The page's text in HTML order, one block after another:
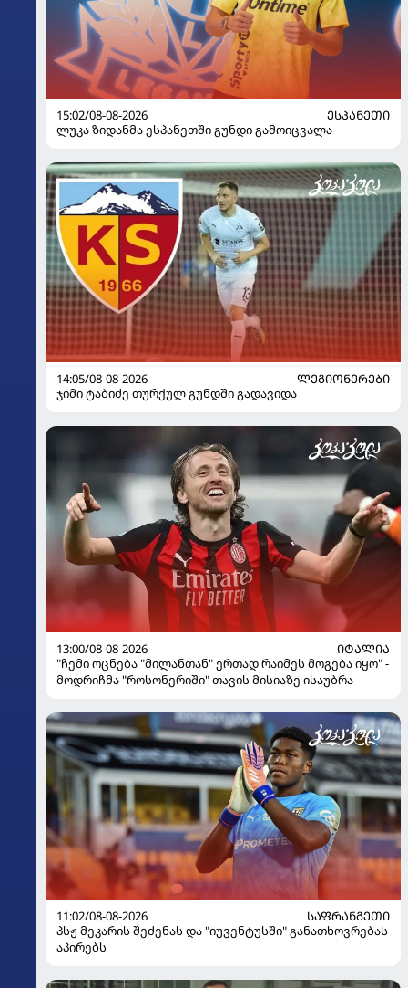
15:02/08-08-2026
ᲔᲡᲞᲐᲜᲔᲗᲘ
ლუკა ზიდანმა ესპანეთში გუნდი გამოიცვალა
14:05/08-08-2026
ᲚᲔᲒᲘᲝᲜᲔᲠᲔᲑᲘ
ჯიმი ტაბიძე თურქულ გუნდში გადავიდა
13:00/08-08-2026
ᲘᲢᲐᲚᲘᲐ
"ჩემი ოცნება "მილანთან" ერთად რაიმეს მოგება იყო" -
მოდრიჩმა "როსონერიში" თავის მისიაზე ისაუბრა
11:02/08-08-2026
ᲡᲐᲤᲠᲐᲜᲒᲔᲗᲘ
პსჟ მეკარის შეძენას და "იუვენტუსში" განათხოვრებას
აპირებს